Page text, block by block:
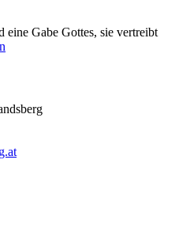
eine Gabe Gottes, sie vertreibt